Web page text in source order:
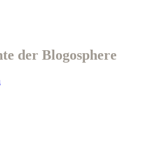
der Blogosphere